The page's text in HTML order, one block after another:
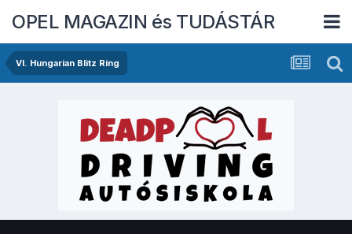
OPEL MAGAZIN és TUDÁSTÁR
VI. Hungarian Blitz Ring